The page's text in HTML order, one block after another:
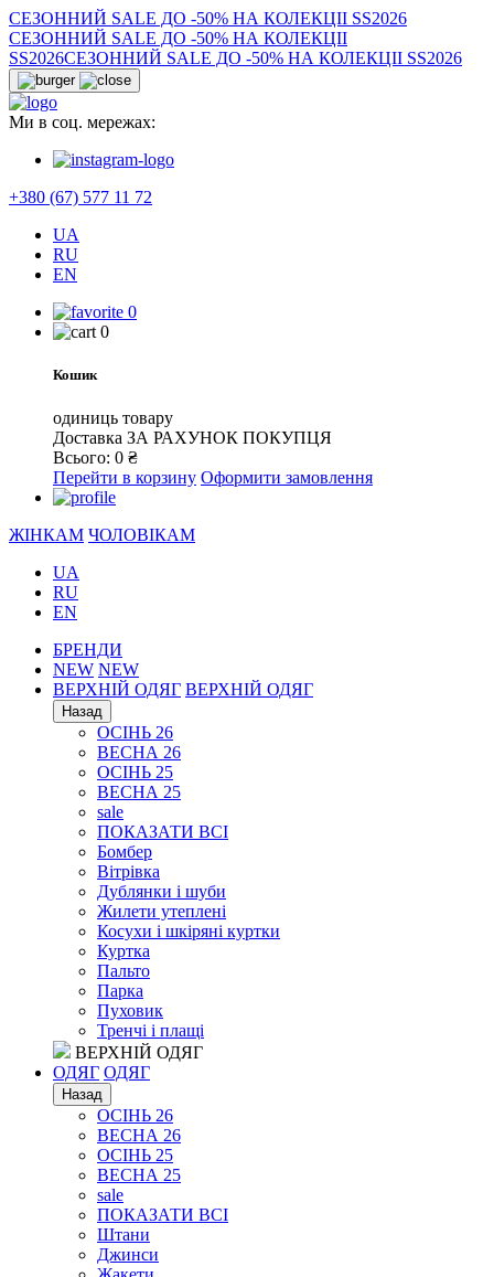
СЕЗОННИЙ SALE ДО -50% НА КОЛЕКЦІІ SS2026
СЕЗОННИЙ SALE ДО -50% НА КОЛЕКЦІІ
SS2026СЕЗОННИЙ SALE ДО -50% НА КОЛЕКЦІІ SS2026
Ми в соц. мережах:
+380 (67) 577 11 72
UA
RU
EN
0
0
Кошик
одиниць товару
Доставка ЗА РАХУНОК ПОКУПЦЯ
Всього: 0 ₴
Перейти в корзину Оформити замовлення
ЖІНКАМ ЧОЛОВІКАМ
UA
RU
EN
БРЕНДИ
NEW NEW
ВЕРХНІЙ ОДЯГ ВЕРХНІЙ ОДЯГ
Назад
ОСІНЬ 26
ВЕСНА 26
ОСІНЬ 25
ВЕСНА 25
sale
ПОКАЗАТИ ВСІ
Бомбер
Вітрівка
Дублянки і шуби
Жилети утеплені
Косухи і шкіряні куртки
Куртка
Пальто
Парка
Пуховик
Тренчі і плащі
ВЕРХНІЙ ОДЯГ
ОДЯГ ОДЯГ
Назад
ОСІНЬ 26
ВЕСНА 26
ОСІНЬ 25
ВЕСНА 25
sale
ПОКАЗАТИ ВСІ
Штани
Джинси